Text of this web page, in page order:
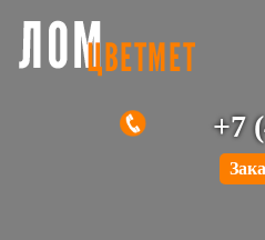
+7